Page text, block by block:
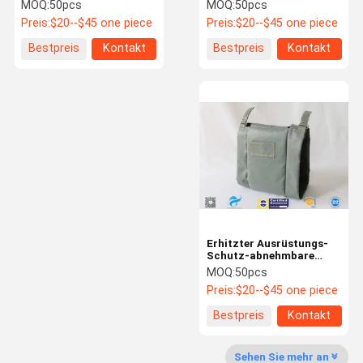
Fabrik-
Ausflug
Qualitätskon
Trolle
Treten Sie
Nachrichten
silikonumhülltes Fiberglasgewebe
Colors 25mm starke
MOQ:50pcs
Preis:$20--$45 one piece
Bestpreis
Kontakt
MOQ:50pcs
Preis:$20--$45 one piece
Bestpreis
Kontakt
Erhitzter Ausrüstungs-
Schutz-abnehmbare
Isolierschale/Jacke
MOQ:50pcs
Preis:$20--$45 one piece
Bestpreis
Kontakt
Sehen Sie mehr an